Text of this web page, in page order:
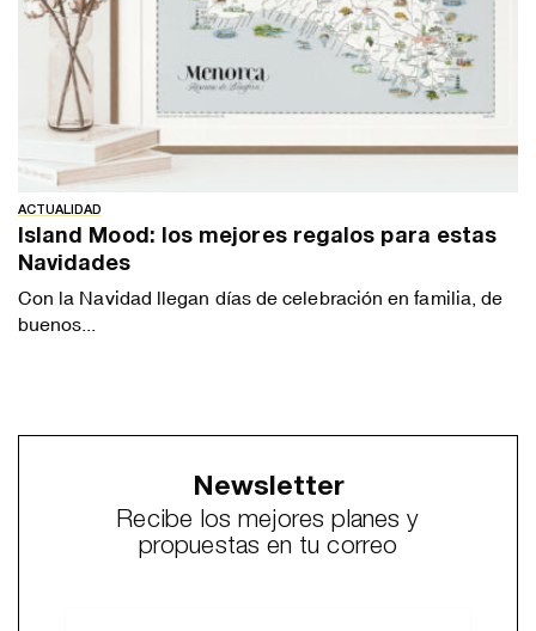
ACTUALIDAD
Island Mood: los mejores regalos para estas
Navidades
Con la Navidad llegan días de celebración en familia, de
buenos...
Newsletter
Recibe los mejores planes y
propuestas en tu correo